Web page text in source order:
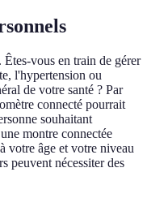
vous en train de gérer
l'hypertension ou
de votre santé ? Par
connecté pourrait
souhaitant
montre connectée
votre âge et votre niveau
peuvent nécessiter des